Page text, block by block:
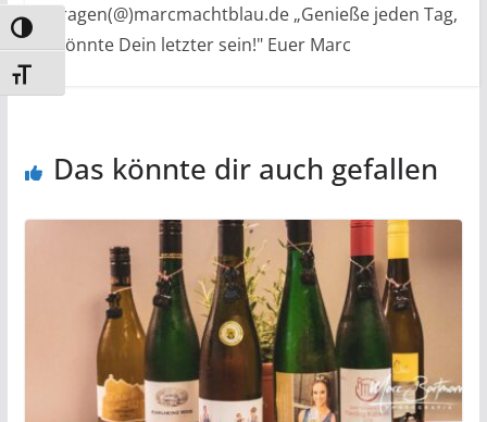
Umschalten auf hohe Kontraste
Schrift vergrößern
anfragen(@)marcmachtblau.de „Genieße jeden Tag,
es könnte Dein letzter sein!" Euer Marc
Das könnte dir auch gefallen